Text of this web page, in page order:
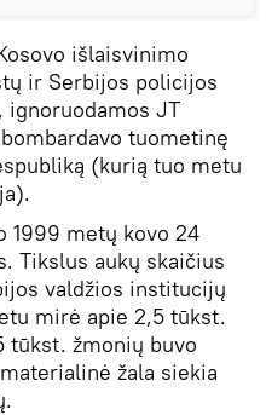
išlaisvinimo
ir Serbijos policijos
ignoruodamos JT
tuometinę
(kurią tuo metu
1999 metų kovo 24
Tikslus aukų skaičius
valdžios institucijų
mirė apie 2,5 tūkst.
tūkst. žmonių buvo
žala siekia